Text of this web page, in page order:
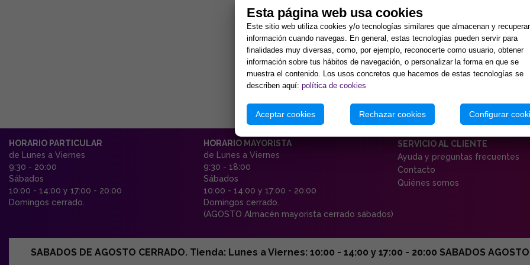
HORARIO PARTICULAR
de Lunes a Viernes
9:30 - 20:00
Sábados
10:00 - 14:00 y 17:00 - 20:00
Domingos cerrado.
HORARIO MAYORISTA
de Lunes a Viernes
9:30 - 18:00
Sábados
10:00 - 14:00 y 17:00 - 20:00
Domingos cerrado.
(AGOSTO Almacén mayorista cerrado sábados)
SERVICIO AL CLIENTE
Ayuda y preguntas frecuentes
Contacto
Quiénes somos
SABADOS DE AGOSTO CERRADO. Tienda: Lunes a Viernes: 10:00 - 14:00 y 17:00 - 20:00 SABADOS
Esta página web usa cookies
Este sitio web utiliza cookies y/o tecnologías similares que almacenan y
información cuando navegas. En general, estas tecnologías pueden servir para
finalidades muy diversas, como, por ejemplo, reconocerte como usuario, obtener
información sobre tus hábitos de navegación, o personalizar la forma en que se
muestra el contenido. Los usos concretos que hacemos de estas tecnologías se
describen aquí: política de cookies
Aceptar cookies Rechazar cookies Configurar